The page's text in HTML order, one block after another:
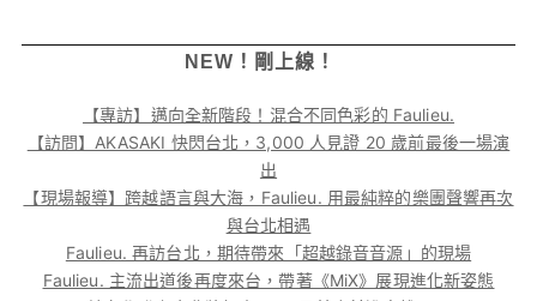
NEW！剛上線！
【專訪】邁向全新階段！混合不同色彩的 Faulieu.
【訪問】AKASAKI 快閃台北，3,000 人見證 20 歲前最後一場演
出
【現場報導】跨越語言與大海，Faulieu. 用最純粹的樂團聲響再次
與台北相遇
Faulieu. 再訪台北，期待帶來「超越錄音音源」的現場
Faulieu. 主流出道後再度來台，帶著《MiX》展現進化新姿態